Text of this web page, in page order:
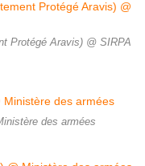
Protégé Aravis) @ SIRPA
des armées